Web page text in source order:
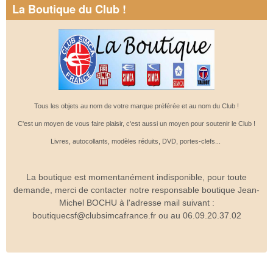
La Boutique du Club !
Tous les objets au nom de votre marque préférée et au nom du Club !
C'est un moyen de vous faire plaisir, c'est aussi un moyen pour soutenir le Club !
Livres, autocollants, modèles réduits, DVD, portes-clefs...
La boutique est momentanément indisponible, pour toute
demande, merci de contacter notre responsable boutique Jean-
Michel BOCHU à l'adresse mail suivant :
boutiquecsf@clubsimcafrance.fr ou au 06.09.20.37.02